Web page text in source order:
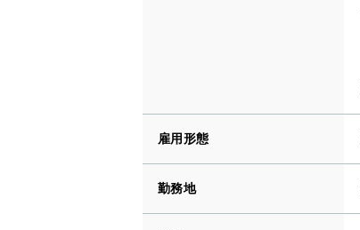
雇用形態
勤務地